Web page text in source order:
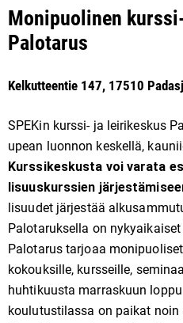
Monipuolinen
Palotarus
Kelkutteentie 147, 17510
SPEKin kurssi- ja leirikeskus
upean luonnon keskellä,
Kurssikeskusta voi varata
li­suus­kurs­sien
li­suu­det järjestää
Palotaruksella on
Palotarus tarjoaa
kokouksille, kursseille,
huhtikuusta marraskuun
koulutustilassa on paikat noin